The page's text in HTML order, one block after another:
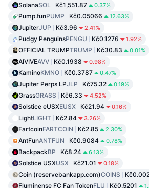
SolanaSOL Kč1,551.87 0.37%
Pump.funPUMP Kč0.05066 12.63%
JupiterJUP Kč3.96 2.41%
Pudgy PenguinsPENGU Kč0.1276 1.92%
OFFICIAL TRUMPTRUMP Kč30.83 0.01%
AIVIVEAVV Kč0.1938 0.98%
KaminoKMNO Kč0.3787 0.47%
Jupiter Perps LPJLP Kč75.32 0.19%
GrassGRASS Kč6.33 4.52%
Solstice eUSXEUSX Kč21.94 0.16%
LightLIGHT Kč2.84 3.26%
FartcoinFARTCOIN Kč2.85 2.30%
AntFunANTFUN Kč0.9084 0.78%
BackpackBP Kč8.24 6.13%
Solstice USXUSX Kč21.01 0.18%
Coin (reservebankapp.com)COINS
Fluminense FC Fan TokenFLU Kč0.5201